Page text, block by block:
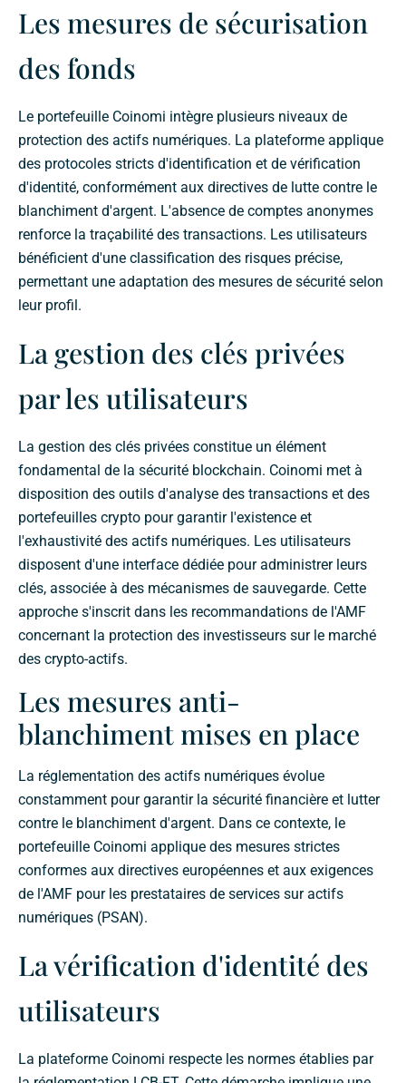
Les mesures de sécurisation
des fonds
Le portefeuille Coinomi intègre plusieurs niveaux de
protection des actifs numériques. La plateforme applique
des protocoles stricts d'identification et de vérification
d'identité, conformément aux directives de lutte contre le
blanchiment d'argent. L'absence de comptes anonymes
renforce la traçabilité des transactions. Les utilisateurs
bénéficient d'une classification des risques précise,
permettant une adaptation des mesures de sécurité selon
leur profil.
La gestion des clés privées
par les utilisateurs
La gestion des clés privées constitue un élément
fondamental de la sécurité blockchain. Coinomi met à
disposition des outils d'analyse des transactions et des
portefeuilles crypto pour garantir l'existence et
l'exhaustivité des actifs numériques. Les utilisateurs
disposent d'une interface dédiée pour administrer leurs
clés, associée à des mécanismes de sauvegarde. Cette
approche s'inscrit dans les recommandations de l'AMF
concernant la protection des investisseurs sur le marché
des crypto-actifs.
Les mesures anti-
blanchiment mises en place
La réglementation des actifs numériques évolue
constamment pour garantir la sécurité financière et lutter
contre le blanchiment d'argent. Dans ce contexte, le
portefeuille Coinomi applique des mesures strictes
conformes aux directives européennes et aux exigences
de l'AMF pour les prestataires de services sur actifs
numériques (PSAN).
La vérification d'identité des
utilisateurs
La plateforme Coinomi respecte les normes établies par